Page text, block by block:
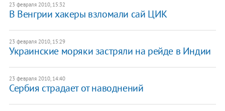
23 февраля 2010, 15:32
В Венгрии хакеры взломали сай ЦИК
23 февраля 2010, 15:29
Украинские моряки застряли на рейде в Индии
23 февраля 2010, 14:40
Сербия страдает от наводнений